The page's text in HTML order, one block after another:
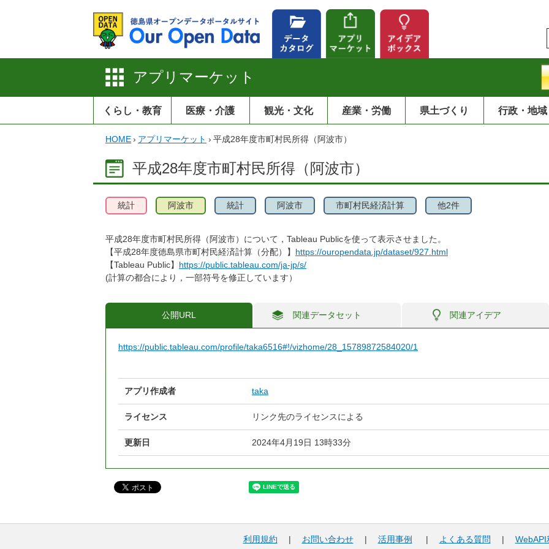
アプリマーケット
くらし・教育 医療・介護 観光・文化 産業・労働 県土づくり 行政・地域
HOME› アプリマーケット › 平成28年度市町村民所得（阿波市）
平成28年度市町村民所得（阿波市）
統計 阿波市 統計 阿波市 市町村民経済計算 他2件
平成28年度市町村民所得（阿波市）について，Tableau Publicを使って表示させました。
【平成28年度徳島県市町村民経済計算（分配）】 https://ouropendata.jp/dataset/927.html
【Tableau Public】 https://public.tableau.com/ja-jp/s/
(計算の都合により，一部符号を修正しています）
公開URL 関連データセット 関連アイデア
https://public.tableau.com/profile/taka6516#!/vizhome/28_15789872584020/1
アプリ作成者 taka
ライセンス リンク先のライセンスによる
更新日 2024年4月19日 13時33分
利用規約 | お問い合わせ| 活用事例 | よくある質問 | WebAPI